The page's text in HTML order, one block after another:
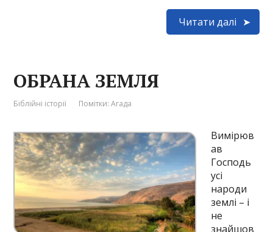
Читати далі
ОБРАНА ЗЕМЛЯ
Біблійні історії Помітки:Агада
Вимірюв
ав
Господь
усі
народи
землі – і
не
знайшов